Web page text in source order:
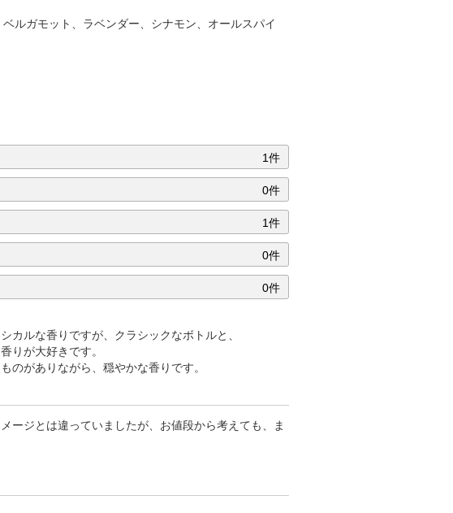
ルガモット、ラベンダー、シナモン、オールスパイ
1件
0件
1件
0件
0件
カルな香りですが、クラシックなボトルと、
りが大好きです。
のがありながら、穏やかな香りです。
ージとは違っていましたが、お値段から考えても、ま